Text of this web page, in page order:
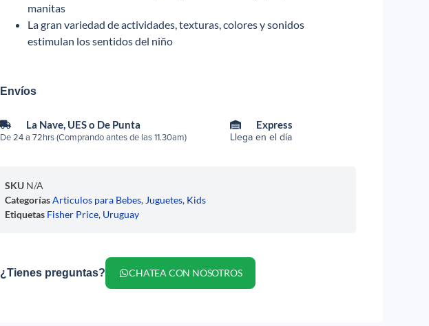
manitas
La gran variedad de actividades, texturas, colores y sonidos
estimulan los sentidos del niño
Envíos
La Nave, UES o De Punta
De 24 a 72hrs (Comprando antes de las 11.30am)
Express
Llega en el día
SKU N/A
CategoríasArticulos para Bebes, Juguetes, Kids
Etiquetas Fisher Price, Uruguay
¿Tienes preguntas? CHATEA CON NOSOTROS